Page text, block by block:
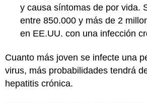
y causa síntomas de por vida.
entre 850.000 y más de 2
en EE.UU. con una infección
Cuanto más joven se infecte una
virus, más probabilidades tendrá
hepatitis crónica.